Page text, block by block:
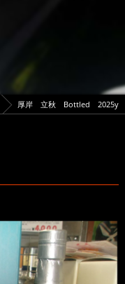
厚岸 立秋 Bottled 2025y